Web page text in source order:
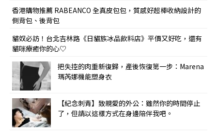
香港購物推薦 RABEANCO 全真皮包包，質感好超棒收納設計的
側背包、後背包
貓奴必訪！台北吉林路《日貓族冰品飲料店》平價又好吃，還有
貓咪療癒你的心♡
把失控的肉重新復歸，產後恢復第一步：Marena
瑪芮娜機能塑身衣
【紀念刺青】致親愛的外公：雖然你的時間停止
了，但請以這樣方式在身邊陪伴我吧。